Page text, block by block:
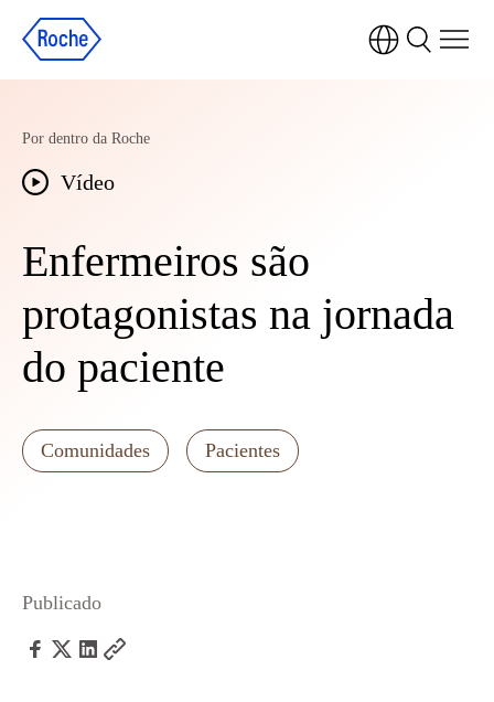
Observação:
este
site
um
sistema
acessibilidade.
Por dentro da Roche
Vídeo
Enfermeiros são
protagonistas na jornada
do paciente
Comunidades Pacientes
Publicado